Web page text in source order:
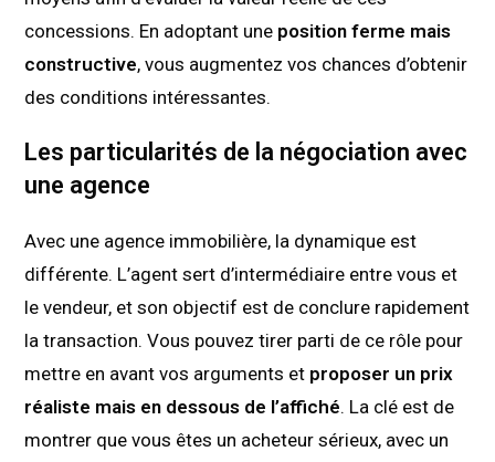
concessions. En adoptant une position ferme mais
constructive, vous augmentez vos chances d’obtenir
des conditions intéressantes.
Les particularités de la négociation avec
une agence
Avec une agence immobilière, la dynamique est
différente. L’agent sert d’intermédiaire entre vous et
le vendeur, et son objectif est de conclure rapidement
la transaction. Vous pouvez tirer parti de ce rôle pour
mettre en avant vos arguments et proposer un prix
réaliste mais en dessous de l’affiché. La clé est de
montrer que vous êtes un acheteur sérieux, avec un